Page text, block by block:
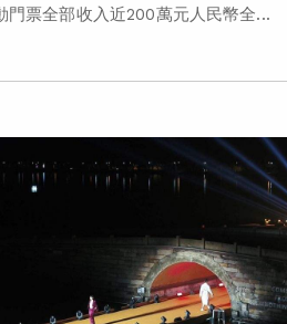
門票全部收入近200萬元人民幣全...